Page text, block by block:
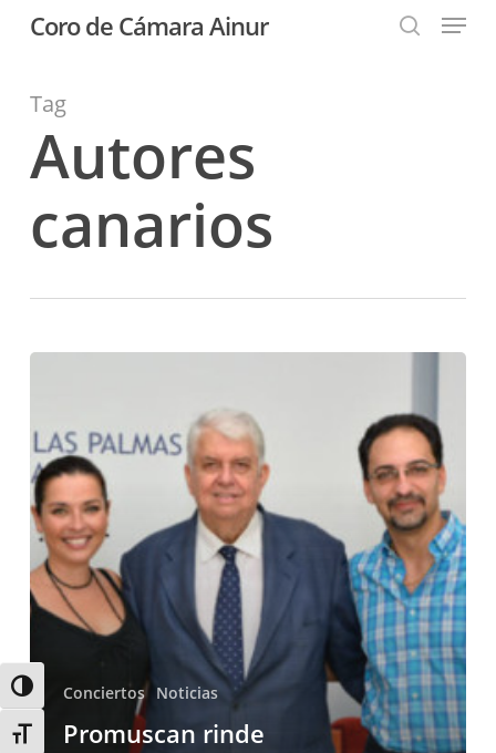
Alternar alto contraste
Alternar tamaño de letra
content
Coro de Cámara Ainur Menu
Tag
Autores
canarios
a
Lothar
Siemens
Conciertos Noticias
Promuscan rinde